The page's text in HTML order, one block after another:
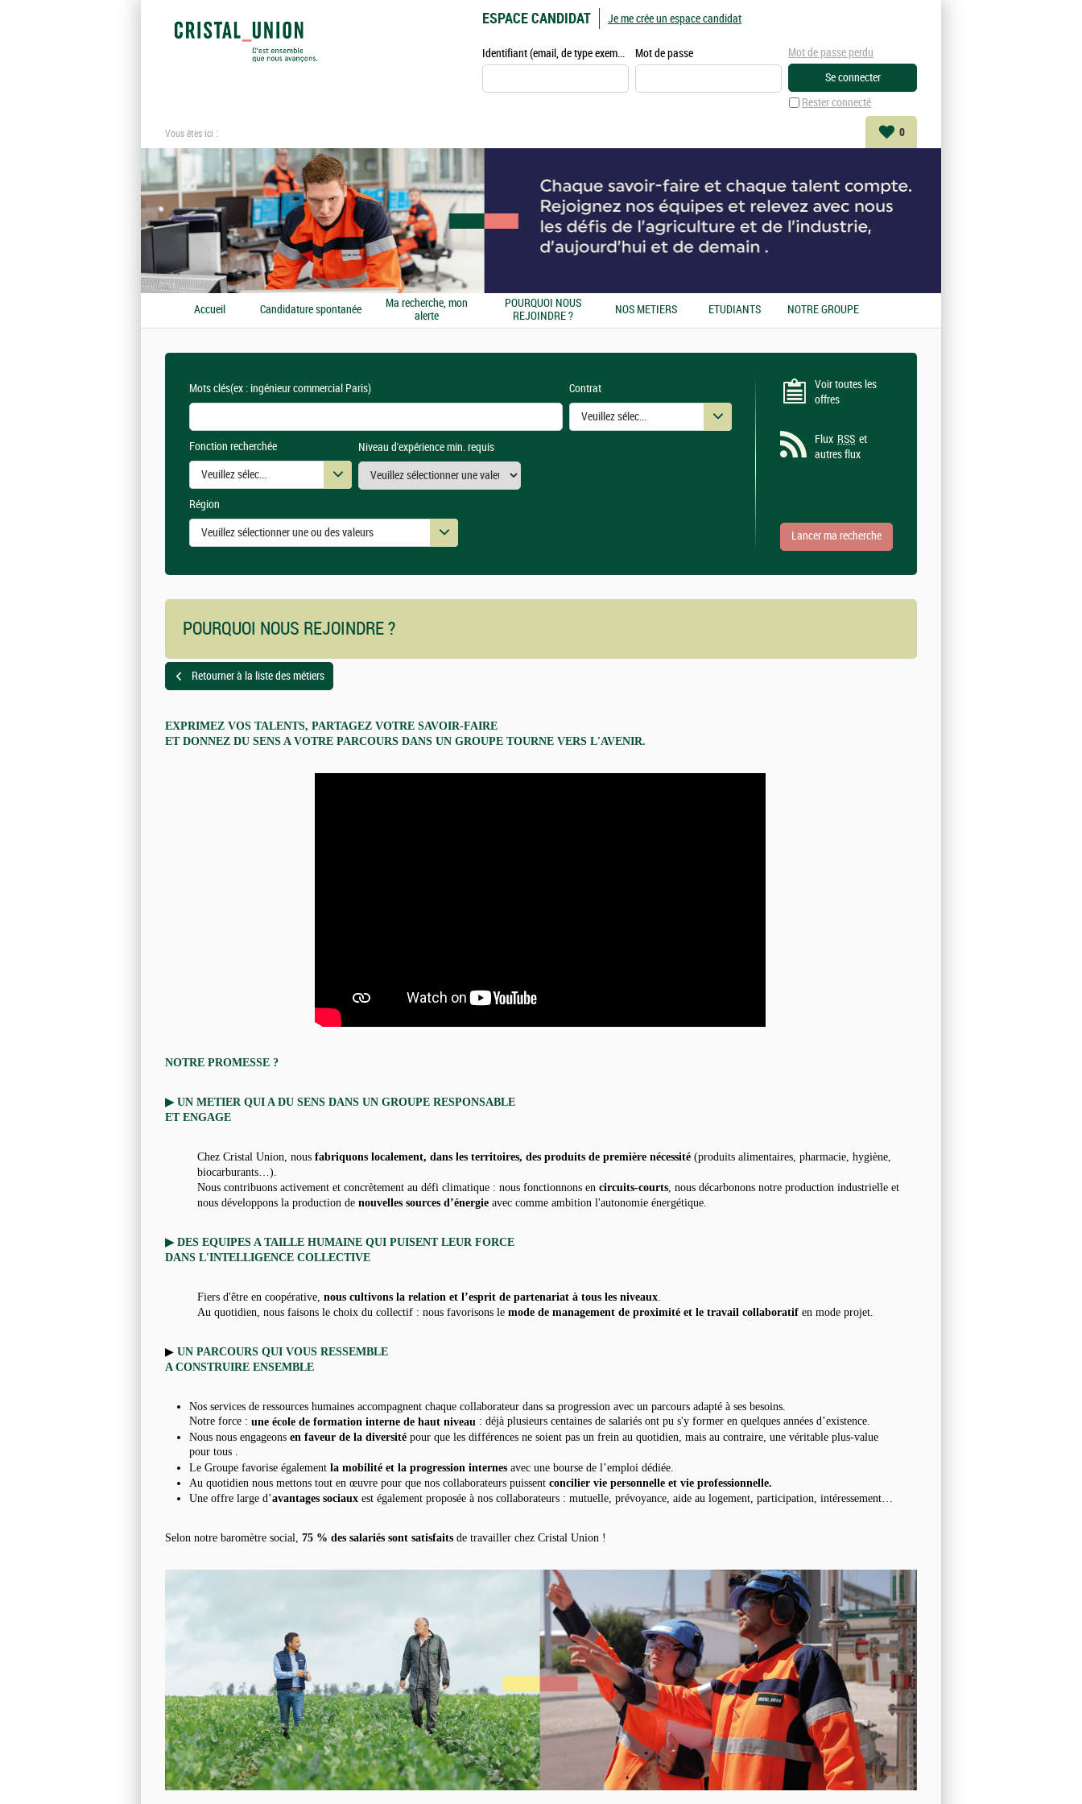
ESPACE CANDIDAT
Identifiant (email, de type exemple@exemple.fr) Mot de passe
Rester connecté
Mot de passe perdu
Je me crée un espace candidat
Vous êtes ici : 0
Accueil Candidature spontanée
Ma recherche, mon
alerte
POURQUOI NOUS
REJOINDRE ?
NOS METIERS ETUDIANTS NOTRE GROUPE
Mots clés(ex : ingénieur commercial Paris) Contrat
Veuillez sélectionner une ou des valeurs
Fonction recherchée
Veuillez sélectionner une ou des valeurs
Niveau d'expérience min. requis
Région
Veuillez sélectionner une ou des valeurs
Voir toutes les
offres
Flux RSS et
autres flux
POURQUOI NOUS REJOINDRE ?
EXPRIMEZ VOS TALENTS, PARTAGEZ VOTRE SAVOIR-FAIRE
ET DONNEZ DU SENS A VOTRE PARCOURS DANS UN GROUPE TOURNE VERS L'AVENIR.
NOTRE PROMESSE ?
▶ UN METIER QUI A DU SENS DANS UN GROUPE RESPONSABLE
ET ENGAGE
Chez Cristal Union, nous fabriquons localement, dans les territoires, des produits de première nécessité (produits alimentaires, pharmacie, hygiène,
biocarburants…).
Nous contribuons activement et concrètement au défi climatique : nous fonctionnons en circuits-courts , nous décarbonons notre production industrielle et
nous développons la production de nouvelles sources d’énergie avec comme ambition l'autonomie énergétique.
▶ DES EQUIPES A TAILLE HUMAINE QUI PUISENT LEUR FORCE
DANS L'INTELLIGENCE COLLECTIVE
Fiers d'être en coopérative, nous cultivons la relation et l’esprit de partenariat à tous les niveaux
Au quotidien, nous faisons le choix du collectif : nous favorisons le mode de management de proximité et le travail collaboratif en mode projet.
▶ UN PARCOURS QUI VOUS RESSEMBLE
A CONSTRUIRE ENSEMBLE
Nos services de ressources humaines accompagnent chaque collaborateur dans sa progression avec un parcours adapté à ses besoins.
Notre force : une école de formation interne de haut niveau : déjà plusieurs centaines de salariés ont pu s'y former en quelques années d’existence.
Nous nous engageons en faveur de la diversité pour que les différences ne soient pas un frein au quotidien, mais au contraire, une véritable plus-value
pour tous .
Le Groupe favorise également la mobilité et la progression internes avec une bourse de l’emploi dédiée.
Au quotidien nous mettons tout en œuvre pour que nos collaborateurs puissent concilier vie personnelle et vie professionnelle.
Une offre large d’avantages sociaux est également proposée à nos collaborateurs : mutuelle, prévoyance, aide au logement, participation, intéressement…
Selon notre baromètre social, 75 % des salariés sont satisfaits de travailler chez Cristal Union !
Retourner à la liste des métiers